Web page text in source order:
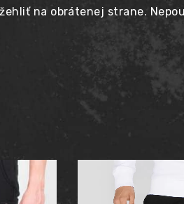
na obrátenej strane.